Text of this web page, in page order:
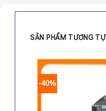
SẢN PHẨM TƯƠNG TỰ
-40%